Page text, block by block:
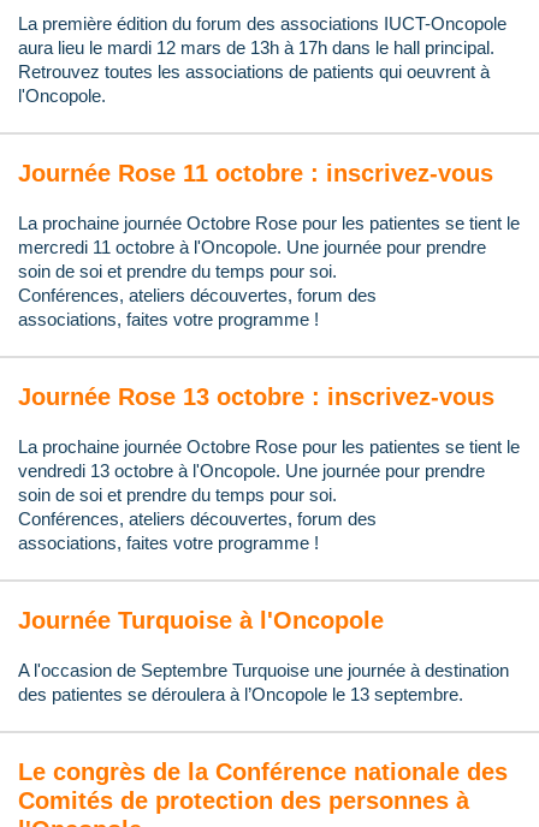
La première édition du forum des associations IUCT-Oncopole
aura lieu le mardi 12 mars de 13h à 17h dans le hall principal.
Retrouvez toutes les associations de patients qui oeuvrent à
l'Oncopole.
Journée Rose 11 octobre : inscrivez-vous
La prochaine journée Octobre Rose pour les patientes se tient le
mercredi 11 octobre à l'Oncopole. Une journée pour prendre
soin de soi et prendre du temps pour soi.
Conférences, ateliers découvertes, forum des
associations, faites votre programme !
Journée Rose 13 octobre : inscrivez-vous
La prochaine journée Octobre Rose pour les patientes se tient le
vendredi 13 octobre à l'Oncopole. Une journée pour prendre
soin de soi et prendre du temps pour soi.
Conférences, ateliers découvertes, forum des
associations, faites votre programme !
Journée Turquoise à l'Oncopole
A l'occasion de Septembre Turquoise une journée à destination
des patientes se déroulera à l’Oncopole le 13 septembre.
Le congrès de la Conférence nationale des
Comités de protection des personnes à